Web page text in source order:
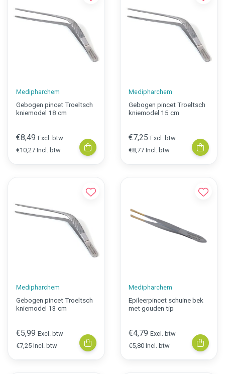
Medipharchem
Gebogen pincet Troeltsch
kniemodel 18 cm
€8,49 Excl. btw
€10,27 Incl. btw
Medipharchem
Gebogen pincet Troeltsch
kniemodel 15 cm
€7,25 Excl. btw
€8,77 Incl. btw
Medipharchem
Gebogen pincet Troeltsch
kniemodel 13 cm
€5,99 Excl. btw
€7,25 Incl. btw
Medipharchem
Epileerpincet schuine bek
met gouden tip
€4,79 Excl. btw
€5,80 Incl. btw